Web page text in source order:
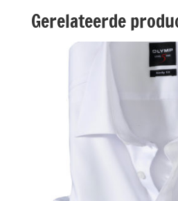
Gerelateerde